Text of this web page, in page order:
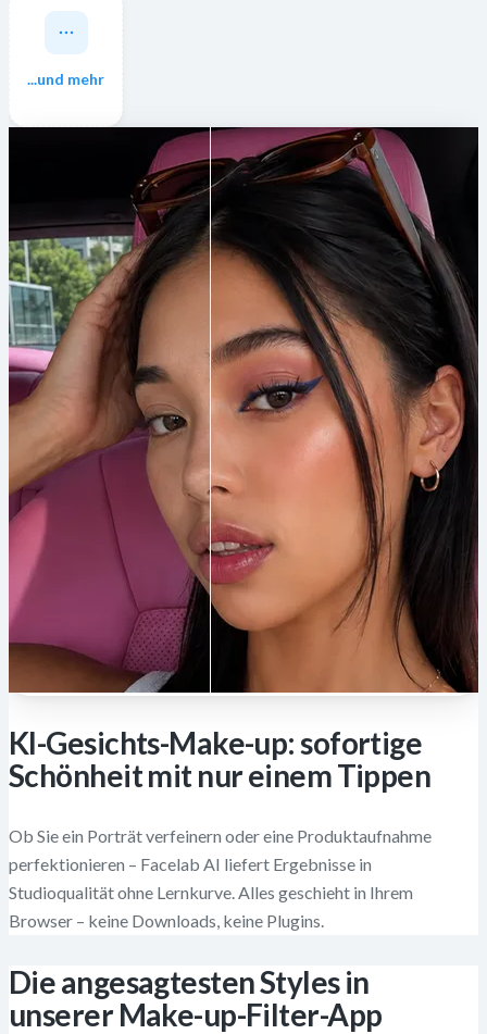
...und mehr
KI-Gesichts-Make-up: sofortige
Schönheit mit nur einem Tippen
Ob Sie ein Porträt verfeinern oder eine Produktaufnahme
perfektionieren – Facelab AI liefert Ergebnisse in
Studioqualität ohne Lernkurve. Alles geschieht in Ihrem
Browser – keine Downloads, keine Plugins.
Die angesagtesten Styles in
unserer Make-up-Filter-App